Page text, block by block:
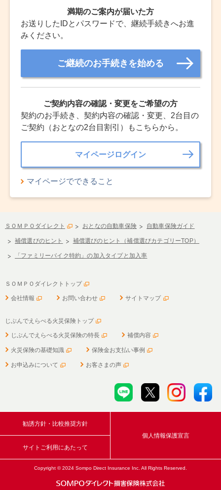
満期のご案内が届いた方
お送りしたIDとパスワードで、継続手続きへお進
みください。
ご継続のお手続きを始める
ご契約内容の確認・変更をご希望の方
契約のお手続き、契約内容の確認・変更、2台目の
ご契約（おとなの2台目割引）もこちらから。
マイページログイン
マイページでできること
ＳＯＭＰＯダイレクト おとなの自動車保険 自動車保険ガイド
補償選びのヒント 補償選びのヒント（補償選びカテゴリーTOP）
「ファミリーバイク特約」の加入タイプと加入率
ＳＯＭＰＯダイレクトトップ
会社情報 お問い合わせ サイトマップ
じぶんでえらべる火災保険トップ
じぶんでえらべる火災保険の特長 補償内容
火災保険の基礎知識 保険金お支払い事例
お申込みについて お客さまの声
勧誘方針・比較推奨方針
個人情報保護宣言
サイトご利用にあたって
Copyright © 2024 Sompo Direct Insurance Inc. All Rights Reserved.